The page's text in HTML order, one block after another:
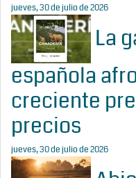
jueves, 30 de julio de 2026
La
española
creciente
precios
jueves, 30 de julio de 2026